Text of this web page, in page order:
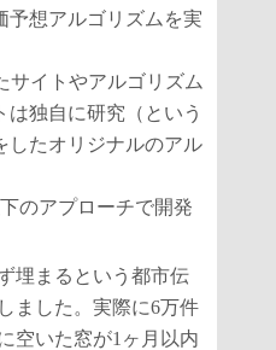
予想アルゴリズムを実
サイトやアルゴリズム
は独自に研究（という
したオリジナルのアル
のアプローチで開発
埋まるという都市伝
ました。実際に6万件
空いた窓が1ヶ月以内